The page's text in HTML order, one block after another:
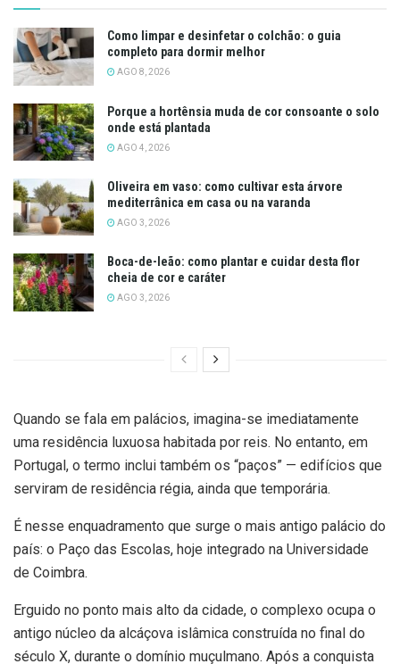
Como limpar e desinfetar o colchão: o guia
completo para dormir melhor
AGO 8, 2026
Porque a hortênsia muda de cor consoante o solo
onde está plantada
AGO 4, 2026
Oliveira em vaso: como cultivar esta árvore
mediterrânica em casa ou na varanda
AGO 3, 2026
Boca-de-leão: como plantar e cuidar desta flor
cheia de cor e caráter
AGO 3, 2026
Quando se fala em palácios, imagina-se imediatamente
uma residência luxuosa habitada por reis. No entanto, em
Portugal, o termo inclui também os “paços” — edifícios que
serviram de residência régia, ainda que temporária.
É nesse enquadramento que surge o mais antigo palácio do
país: o Paço das Escolas, hoje integrado na Universidade
de Coimbra.
Erguido no ponto mais alto da cidade, o complexo ocupa o
antigo núcleo da alcáçova islâmica construída no final do
século X, durante o domínio muçulmano. Após a conquista